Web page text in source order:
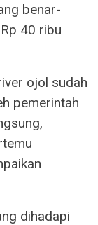
benar-
40 ribu
ojol sudah
pemerintah
dihadapi